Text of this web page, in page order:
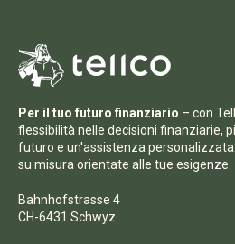
Per il tuo futuro finanziario – con
flessibilità nelle decisioni finanziarie,
futuro e un'assistenza
su misura orientate alle tue esigenze.
Bahnhofstrasse 4
CH-6431 Schwyz